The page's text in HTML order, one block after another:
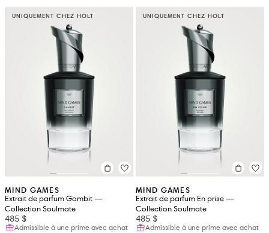
UNIQUEMENT CHEZ HOLT
MIND GAMES
Extrait de parfum Gambit —
Collection Soulmate
485 $
Admissible à une prime avec achat
UNIQUEMENT CHEZ HOLT
MIND GAMES
Extrait de parfum En prise —
Collection Soulmate
485 $
Admissible à une prime avec achat